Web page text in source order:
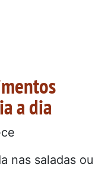
a dia
nas saladas ou